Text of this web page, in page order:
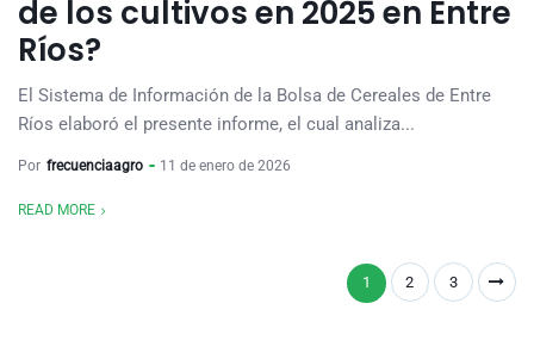
de los cultivos en 2025 en Entre
Ríos?
El Sistema de Información de la Bolsa de Cereales de Entre
Ríos elaboró el presente informe, el cual analiza...
Por frecuenciaagro 11 de enero de 2026
READ MORE
1 2 3